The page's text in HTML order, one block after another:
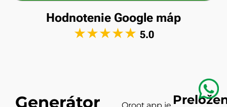
Hodnotenie Google máp
★★★★★ 5.0
Generátor